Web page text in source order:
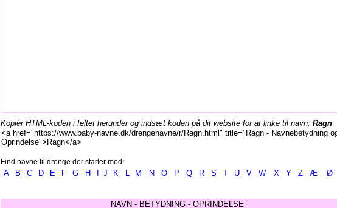
Kopiér HTML-koden i feltet herunder og indsæt koden på dit website for at linke til navn: Ragn
Find navne til drenge der starter med:
A B C D E F G H J K L M N O P Q R S T U V W X Y Z Æ Ø
NAVN - BETYDNING - OPRINDELSE